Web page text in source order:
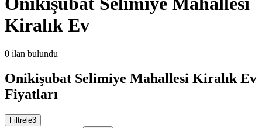
Kiralık Ev
0 ilan bulundu
Onikişubat Selimiye Mahallesi Kiralık Ev
Fiyatları
Filtrele3